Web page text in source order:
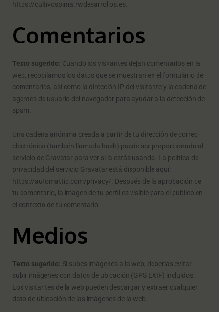
https://cultivospima.rwdesarrollos.es.
Comentarios
Texto sugerido: Cuando los visitantes dejan comentarios en la
web, recopilamos los datos que se muestran en el formulario de
comentarios, así como la dirección IP del visitante y la cadena de
agentes de usuario del navegador para ayudar a la detección de
spam.
Una cadena anónima creada a partir de tu dirección de correo
electrónico (también llamada hash) puede ser proporcionada al
servicio de Gravatar para ver si la estás usando. La política de
privacidad del servicio Gravatar está disponible aquí:
https://automattic.com/privacy/. Después de la aprobación de
tu comentario, la imagen de tu perfil es visible para el público en
el contexto de tu comentario.
Medios
Texto sugerido: Si subes imágenes a la web, deberías evitar
subir imágenes con datos de ubicación (GPS EXIF) incluidos.
Los visitantes de la web pueden descargar y extraer cualquier
dato de ubicación de las imágenes de la web.